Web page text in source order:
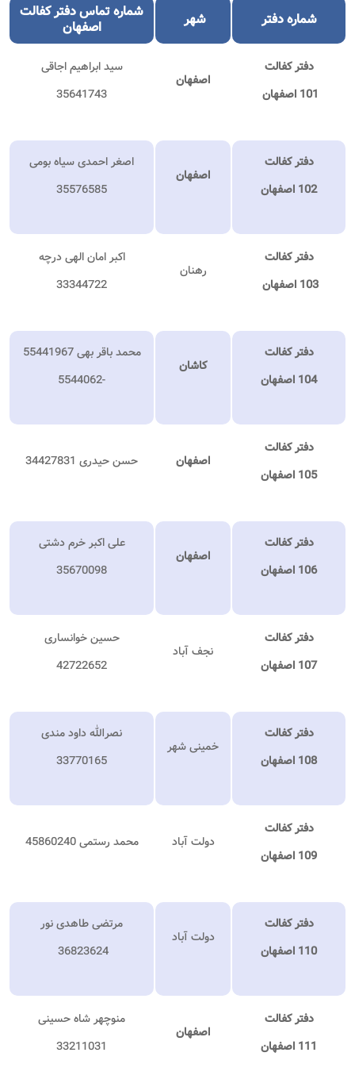
شماره دفتر شهر
شماره تماس دفتر کفالت
اصفهان
دفتر کفالت
101 اصفهان
اصفهان
سید ابراهیم اجاقی
35641743
دفتر کفالت
102 اصفهان
اصفهان
اصغر احمدی سیاه بومی
35576585
دفتر کفالت
103 اصفهان
رهنان
اکبر امان الهی درچه
33344722
دفتر کفالت
104 اصفهان
کاشان
محمد باقر بهی 55441967
-5544062
دفتر کفالت
105 اصفهان
اصفهان حسن حیدری 34427831
دفتر کفالت
106 اصفهان
اصفهان
علی اکبر خرم دشتی
35670098
دفتر کفالت
107 اصفهان
نجف آباد
حسین خوانساری
42722652
دفتر کفالت
108 اصفهان
خمینی شهر
نصرالله داود مندی
33770165
دفتر کفالت
109 اصفهان
دولت آباد محمد رستمی 45860240
دفتر کفالت
110 اصفهان
دولت آباد
مرتضی طاهدی نور
36823624
دفتر کفالت
111 اصفهان
اصفهان
منوچهر شاه حسینی
33211031